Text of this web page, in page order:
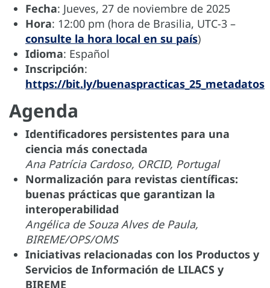
Fecha: Jueves, 27 de noviembre de 2025
Hora: 12:00 pm (hora de Brasilia, UTC-3 –
consulte la hora local en su país)
Idioma: Español
Inscripción:
https://bit.ly/buenaspracticas_25_metadatos
Agenda
Identificadores persistentes para una
ciencia más conectada
Ana Patrícia Cardoso, ORCID, Portugal
Normalización para revistas científicas:
buenas prácticas que garantizan la
interoperabilidad
Angélica de Souza Alves de Paula,
BIREME/OPS/OMS
Iniciativas relacionadas con los Productos y
Servicios de Información de LILACS y
BIREME